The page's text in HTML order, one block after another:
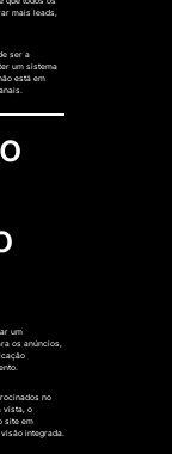
mais leads,
ser a
um sistema
está em
um
os anúncios,
no
vista, o
site em
integrada.